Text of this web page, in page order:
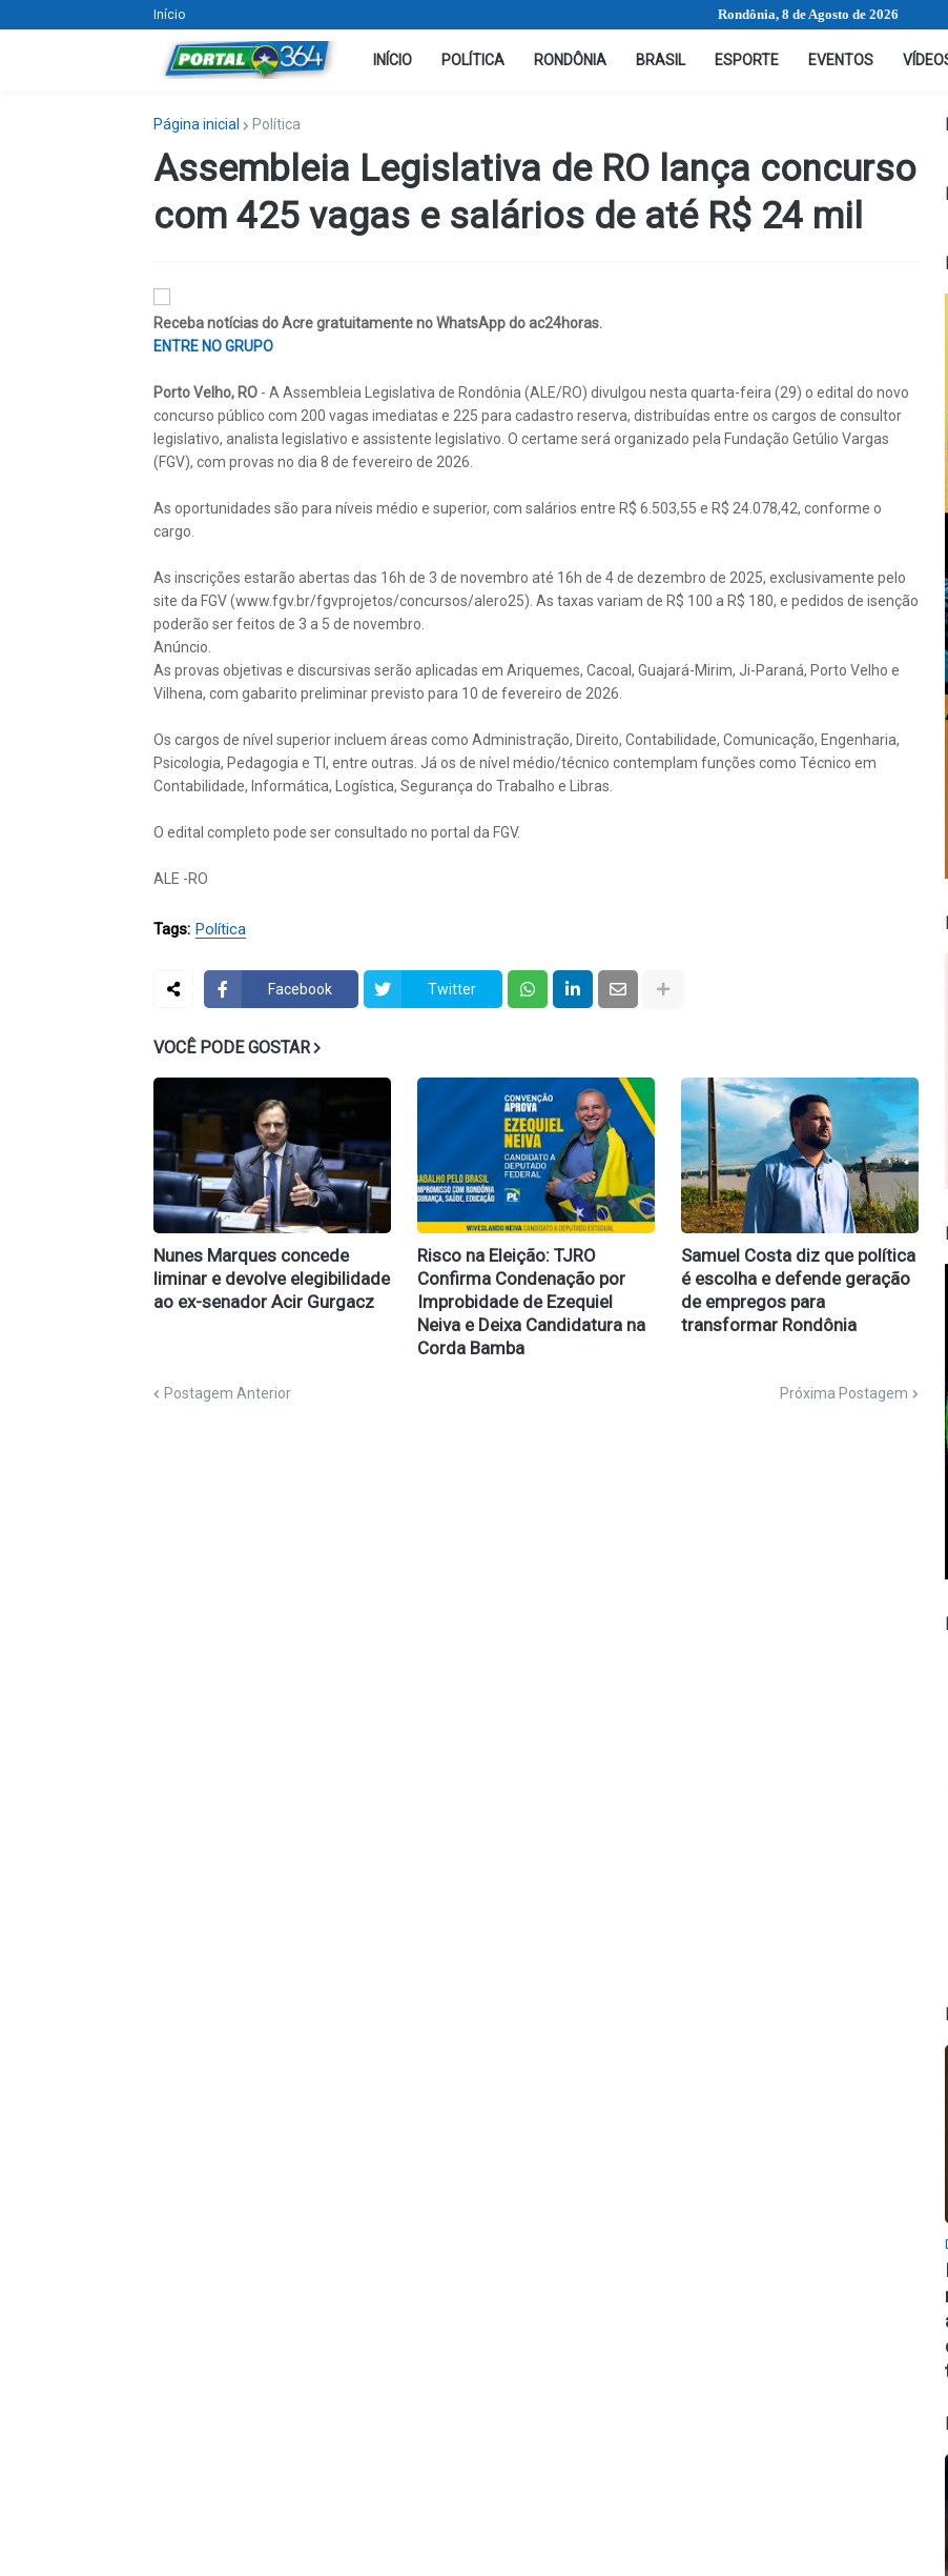
Início Rondônia, 8 de Agosto de 2026
INÍCIO POLÍTICA RONDÔNIA BRASIL ESPORTE EVENTOS
Página inicial Política
Assembleia Legislativa de RO lança concurso
com 425 vagas e salários de até R$ 24 mil
Receba notícias do Acre gratuitamente no WhatsApp do ac24horas.​
ENTRE NO GRUPO
Porto Velho, RO- A Assembleia Legislativa de Rondônia (ALE/RO) divulgou nesta quarta-feira (29) o edital do novo
concurso público com 200 vagas imediatas e 225 para cadastro reserva, distribuídas entre os cargos de consultor
legislativo, analista legislativo e assistente legislativo. O certame será organizado pela Fundação Getúlio Vargas
(FGV), com provas no dia 8 de fevereiro de 2026.
As oportunidades são para níveis médio e superior, com salários entre R$ 6.503,55 e R$ 24.078,42, conforme o
cargo.
As inscrições estarão abertas das 16h de 3 de novembro até 16h de 4 de dezembro de 2025, exclusivamente pelo
site da FGV (www.fgv.br/fgvprojetos/concursos/alero25). As taxas variam de R$ 100 a R$ 180, e pedidos de isenção
poderão ser feitos de 3 a 5 de novembro.
Anúncio.
As provas objetivas e discursivas serão aplicadas em Ariquemes, Cacoal, Guajará-Mirim, Ji-Paraná, Porto Velho e
Vilhena, com gabarito preliminar previsto para 10 de fevereiro de 2026.
Os cargos de nível superior incluem áreas como Administração, Direito, Contabilidade, Comunicação, Engenharia,
Psicologia, Pedagogia e TI, entre outras. Já os de nível médio/técnico contemplam funções como Técnico em
Contabilidade, Informática, Logística, Segurança do Trabalho e Libras.
O edital completo pode ser consultado no portal da FGV.
ALE -RO
Tags: Política
Facebook Twitter
VOCÊ PODE GOSTAR
Nunes Marques concede
liminar e devolve elegibilidade
ao ex-senador Acir Gurgacz
Risco na Eleição: TJRO
Confirma Condenação por
Improbidade de Ezequiel
Neiva e Deixa Candidatura na
Corda Bamba
Samuel Costa diz que política
é escolha e defende geração
de empregos para
transformar Rondônia
Postagem Anterior Próxima Postagem